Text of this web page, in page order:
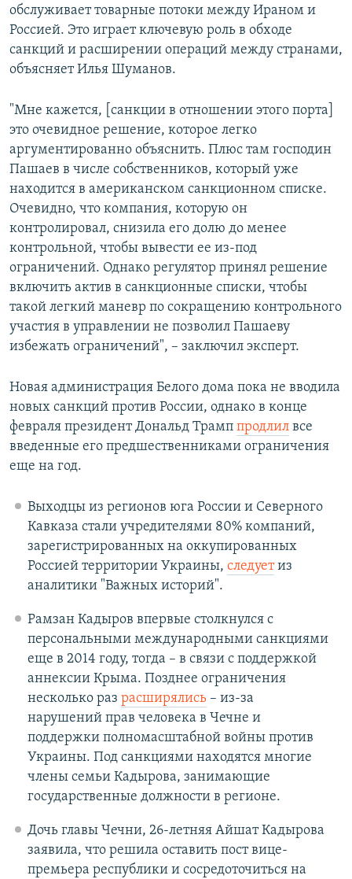
обслуживает товарные потоки между Ираном и
Россией. Это играет ключевую роль в обходе
санкций и расширении операций между странами,
объясняет Илья Шуманов.
"Мне кажется, [санкции в отношении этого порта]
это очевидное решение, которое легко
аргументированно объяснить. Плюс там господин
Пашаев в числе собственников, который уже
находится в американском санкционном списке.
Очевидно, что компания, которую он
контролировал, снизила его долю до менее
контрольной, чтобы вывести ее из-под
ограничений. Однако регулятор принял решение
включить актив в санкционные списки, чтобы
такой легкий маневр по сокращению контрольного
участия в управлении не позволил Пашаеву
избежать ограничений", – заключил эксперт.
Новая администрация Белого дома пока не вводила
новых санкций против России, однако в конце
февраля президент Дональд Трамп продлил все
введенные его предшественниками ограничения
еще на год.
Выходцы из регионов юга России и Северного
Кавказа стали учредителями 80% компаний,
зарегистрированных на оккупированных
Россией территории Украины, следуетиз
аналитики "Важных историй".
Рамзан Кадыров впервые столкнулся с
персональными международными санкциями
еще в 2014 году, тогда – в связи с поддержкой
аннексии Крыма. Позднее ограничения
несколько раз расширялись– из-за
нарушений прав человека в Чечне и
поддержки полномасштабной войны против
Украины. Под санкциями находятся многие
члены семьи Кадырова, занимающие
государственные должности в регионе.
Дочь главы Чечни, 26-летняя Айшат Кадырова
заявила, что решила оставить пост вице-
премьера республики и сосредоточиться на